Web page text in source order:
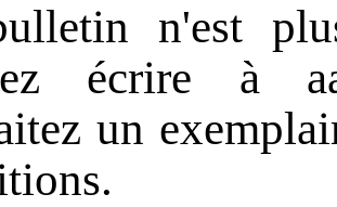
n'est
écrire à
un